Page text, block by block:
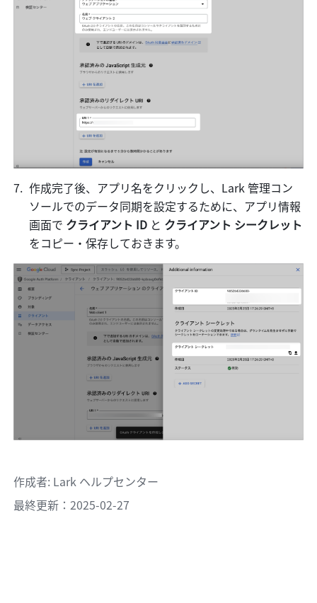
作成完了後、アプリ名をクリックし、Lark 管理コン
ソールでのデータ同期を設定するために、アプリ情報
画面で クライアント ID と
をコピー・保存しておきます。
作成者: Lark ヘルプセンター
最終更新：2025-02-27